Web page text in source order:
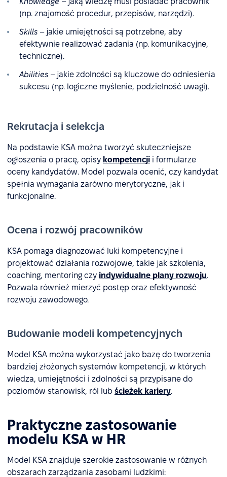
(np. znajomość procedur, przepisów, narzędzi).
Skills – jakie umiejętności są potrzebne, aby
efektywnie realizować zadania (np. komunikacyjne,
techniczne).
Abilities – jakie zdolności są kluczowe do odniesienia
sukcesu (np. logiczne myślenie, podzielność uwagi).
Rekrutacja i selekcja
Na podstawie KSA można tworzyć skuteczniejsze
ogłoszenia o pracę, opisy kompetencji i formularze
oceny kandydatów. Model pozwala ocenić, czy kandydat
spełnia wymagania zarówno merytoryczne, jak i
funkcjonalne.
Ocena i rozwój pracowników
KSA pomaga diagnozować luki kompetencyjne i
projektować działania rozwojowe, takie jak szkolenia,
coaching, mentoring czy indywidualne plany rozwoju.
Pozwala również mierzyć postęp oraz efektywność
rozwoju zawodowego.
Budowanie modeli kompetencyjnych
Model KSA można wykorzystać jako bazę do tworzenia
bardziej złożonych systemów kompetencji, w których
wiedza, umiejętności i zdolności są przypisane do
poziomów stanowisk, ról lub ścieżek kariery.
Praktyczne zastosowanie
modelu KSA w HR
Model KSA znajduje szerokie zastosowanie w różnych
obszarach zarządzania zasobami ludzkimi: